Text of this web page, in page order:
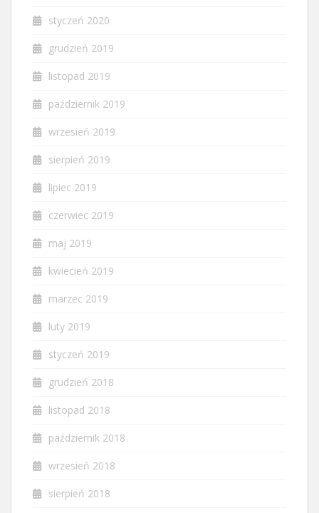
styczeń 2020
grudzień 2019
listopad 2019
październik 2019
wrzesień 2019
sierpień 2019
lipiec 2019
czerwiec 2019
maj 2019
kwiecień 2019
marzec 2019
luty 2019
styczeń 2019
grudzień 2018
listopad 2018
październik 2018
wrzesień 2018
sierpień 2018